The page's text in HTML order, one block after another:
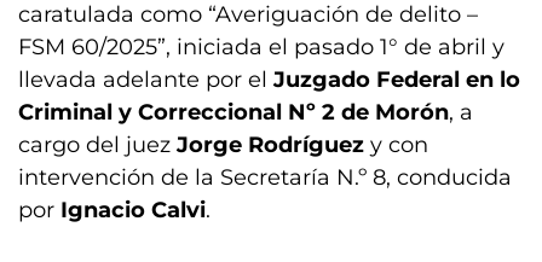
caratulada como “Averiguación de delito –
FSM 60/2025”, iniciada el pasado 1° de abril y
llevada adelante por el Juzgado Federal en lo
Criminal y Correccional Nº 2 de Morón, a
cargo del juez Jorge Rodríguez y con
intervención de la Secretaría N.º 8, conducida
por Ignacio Calvi.